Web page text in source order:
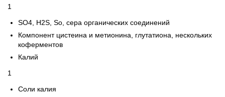
1
SO4, H2S, So, сера органических соединений
Компонент цистеина и метионина, глутатиона, нескольких
коферментов
Калий
1
Соли калия